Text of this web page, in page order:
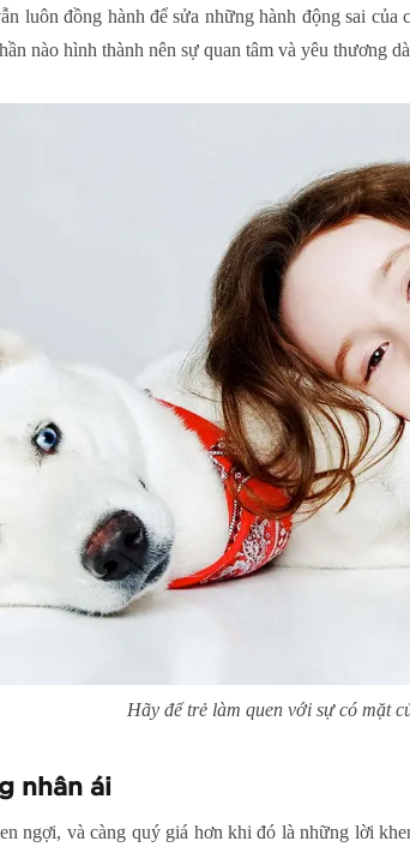
luôn đồng hành để sửa những hành động sai
nào hình thành nên sự quan tâm và yêu thương
Hãy để trẻ làm quen với sự có mặt
nhân ái
ngợi, và càng quý giá hơn khi đó là những lời